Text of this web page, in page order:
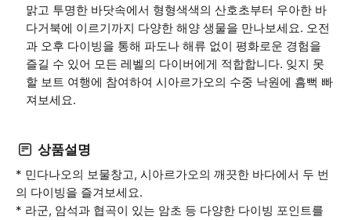
맑고 투명한 바닷속에서 형형색색의 산호초부터 우아한 바
다거북에 이르기까지 다양한 해양 생물을 만나보세요. 오전
과 오후 다이빙을 통해 파도나 해류 없이 평화로운 경험을
즐길 수 있어 모든 레벨의 다이버에게 적합합니다. 잊지 못
할 보트 여행에 참여하여 시아르가오의 수중 낙원에 흠뻑 빠
져보세요.
상품설명
* 민다나오의 보물창고, 시아르가오의 깨끗한 바다에서 두 번
의 다이빙을 즐겨보세요.
* 라군, 암석과 협곡이 있는 암초 등 다양한 다이빙 포인트를